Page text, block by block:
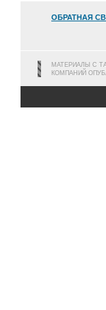
ОБРАТНАЯ
МАТЕРИАЛЫ С
КОМПАНИЙ